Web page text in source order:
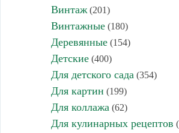
Винтаж(201)
Винтажные(180)
Деревянные(154)
Детские(400)
Для детского сада (354)
Для картин (199)
Для коллажа (62)
Для кулинарных рецептов